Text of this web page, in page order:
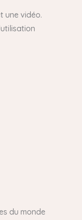
une vidéo.
du monde